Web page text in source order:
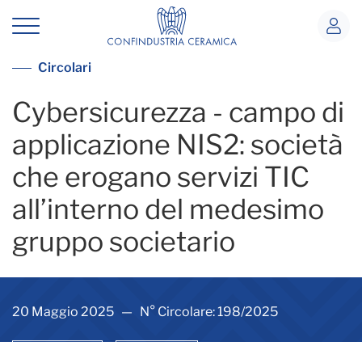
Cybersicurezza - campo di
Vedi tutte le circolari
Circolari
Cybersicurezza - campo di
applicazione NIS2: società
che erogano servizi TIC
all’interno del medesimo
gruppo societario
20 Maggio 2025 — N° Circolare: 198/2025